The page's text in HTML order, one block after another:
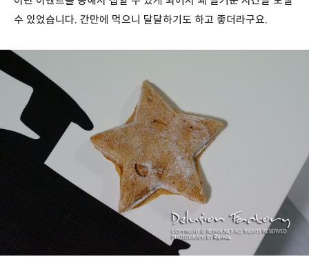
수 있었습니다. 간만에 먹으니 달달하기도 하고 좋더라구요.